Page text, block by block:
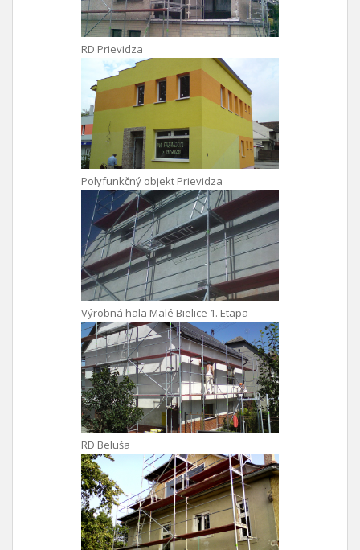
RD Prievidza
Polyfunkčný objekt Prievidza
Výrobná hala Malé Bielice 1. Etapa
RD Beluša